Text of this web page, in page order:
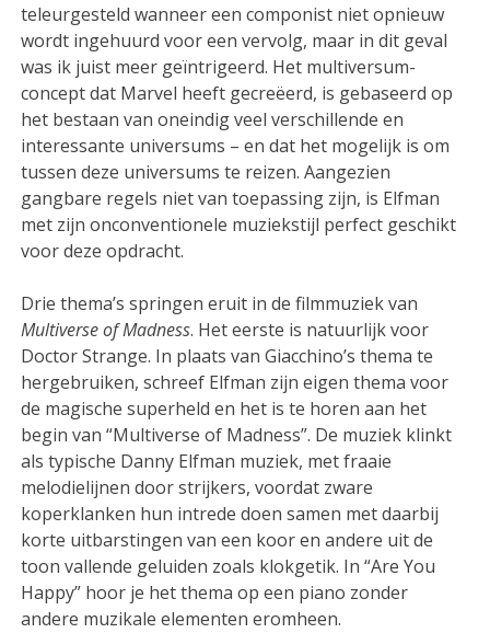
teleurgesteld wanneer een componist niet opnieuw
wordt ingehuurd voor een vervolg, maar in dit geval
was ik juist meer geïntrigeerd. Het multiversum-
concept dat Marvel heeft gecreëerd, is gebaseerd op
het bestaan van oneindig veel verschillende en
interessante universums – en dat het mogelijk is om
tussen deze universums te reizen. Aangezien
gangbare regels niet van toepassing zijn, is Elfman
met zijn onconventionele muziekstijl perfect geschikt
voor deze opdracht.
Drie thema’s springen eruit in de filmmuziek van
Multiverse of Madness. Het eerste is natuurlijk voor
Doctor Strange. In plaats van Giacchino’s thema te
hergebruiken, schreef Elfman zijn eigen thema voor
de magische superheld en het is te horen aan het
begin van “Multiverse of Madness”. De muziek klinkt
als typische Danny Elfman muziek, met fraaie
melodielijnen door strijkers, voordat zware
koperklanken hun intrede doen samen met daarbij
korte uitbarstingen van een koor en andere uit de
toon vallende geluiden zoals klokgetik. In “Are You
Happy” hoor je het thema op een piano zonder
andere muzikale elementen eromheen.